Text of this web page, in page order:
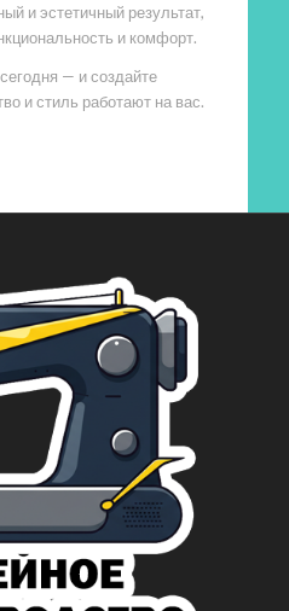
и эстетичный результат,
и комфорт.
— и создайте
и стиль работают на вас.